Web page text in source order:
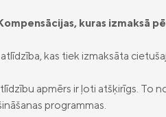
kuras izmaksā
kas tiek izmaksāta
apmērs ir ļoti atšķirīgs. To
programmas.